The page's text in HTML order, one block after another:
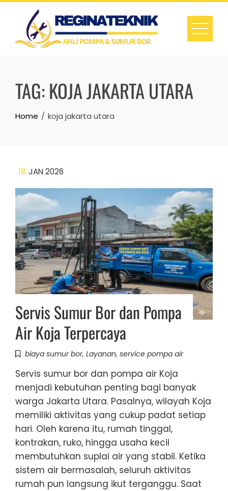
Skip
content
TAG:KOJA JAKARTA UTARA
Home koja jakarta utara
18 JAN 2026
Servis Sumur Bor dan Pompa
Air Koja Terpercaya
biaya sumur bor, Layanan, service pompa air
Servis sumur bor dan pompa air Koja
menjadi kebutuhan penting bagi banyak
warga Jakarta Utara. Pasalnya, wilayah Koja
memiliki aktivitas yang cukup padat setiap
hari. Oleh karena itu, rumah tinggal,
kontrakan, ruko, hingga usaha kecil
membutuhkan suplai air yang stabil. Ketika
sistem air bermasalah, seluruh aktivitas
rumah pun langsung ikut terganggu. Saat